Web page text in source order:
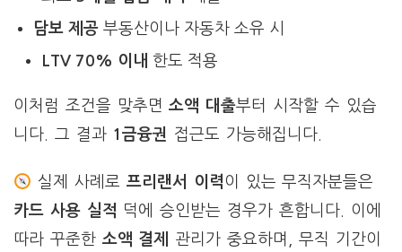
담보 제공부동산이나 자동차 소유 시
LTV 70% 이내 한도 적용
이처럼 조건을 맞추면소액 대출부터 시작할 수 있습
니다. 그 결과 1금융권 접근도 가능해집니다.
실제 사례로 프리랜서 이력이 있는 무직자분들은
카드 사용 실적 덕에 승인받는 경우가 흔합니다. 이에
따라 꾸준한 소액 결제
관리가 중요하며, 무직 기간이